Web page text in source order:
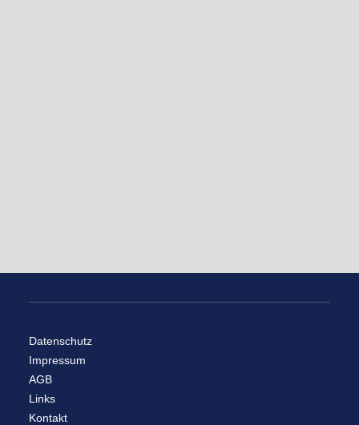
Datenschutz
Impressum
AGB
Links
Kontakt